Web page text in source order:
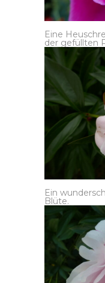
Eine
der gefüllten
Ein
Blüte.